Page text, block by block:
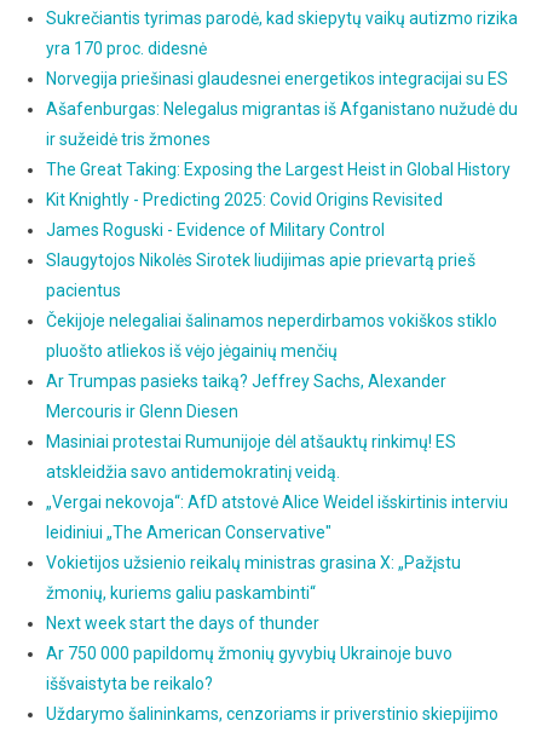
Sukrečiantis tyrimas parodė, kad skiepytų vaikų autizmo rizika
yra 170 proc. didesnė
Norvegija priešinasi glaudesnei energetikos integracijai su ES
Ašafenburgas: Nelegalus migrantas iš Afganistano nužudė du
ir sužeidė tris žmones
The Great Taking: Exposing the Largest Heist in Global History
Kit Knightly - Predicting 2025: Covid Origins Revisited
James Roguski - Evidence of Military Control
Slaugytojos Nikolės Sirotek liudijimas apie prievartą prieš
pacientus
Čekijoje nelegaliai šalinamos neperdirbamos vokiškos stiklo
pluošto atliekos iš vėjo jėgainių menčių
Ar Trumpas pasieks taiką? Jeffrey Sachs, Alexander
Mercouris ir Glenn Diesen
Masiniai protestai Rumunijoje dėl atšauktų rinkimų! ES
atskleidžia savo antidemokratinį veidą.
„Vergai nekovoja“: AfD atstovė Alice Weidel išskirtinis interviu
leidiniui „The American Conservative"
Vokietijos užsienio reikalų ministras grasina X: „Pažįstu
žmonių, kuriems galiu paskambinti“
Next week start the days of thunder
Ar 750 000 papildomų žmonių gyvybių Ukrainoje buvo
iššvaistyta be reikalo?
Uždarymo šalininkams, cenzoriams ir priverstinio skiepijimo